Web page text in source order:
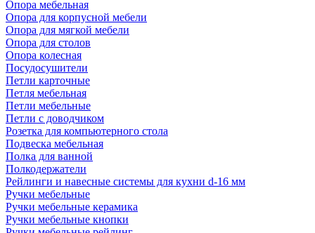
Опора мебельная
Опора для корпусной мебели
Опора для мягкой мебели
Опора для столов
Опора колесная
Посудосушители
Петли карточные
Петля мебельная
Петли мебельные
Петли с доводчиком
Розетка для компьютерного стола
Подвеска мебельная
Полка для ванной
Полкодержатели
Рейлинги и навесные системы для кухни d-16 мм
Ручки мебельные
Ручки мебельные керамика
Ручки мебельные кнопки